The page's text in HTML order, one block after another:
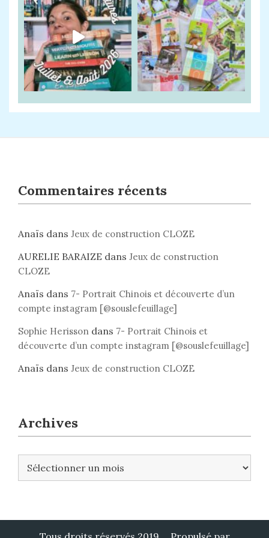
Commentaires récents
Anaïs dans Jeux de construction CLOZE
AURELIE BARAIZE dans Jeux de construction
CLOZE
Anaïs dans 7- Portrait Chinois et découverte d’un
compte instagram [@souslefeuillage]
Sophie Herisson dans 7- Portrait Chinois et
découverte d’un compte instagram [@souslefeuillage]
Anaïs dans Jeux de construction CLOZE
Archives
i